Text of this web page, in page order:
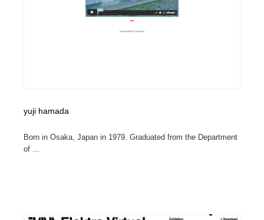
yuji hamada
Born in Osaka, Japan in 1979. Graduated from the Department
of ...